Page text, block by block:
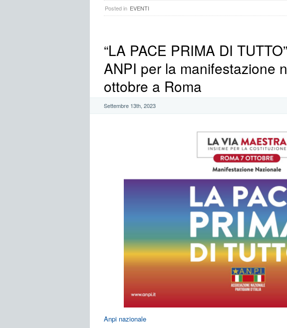
Posted in EVENTI
“LA PACE PRIMA DI
ANPI per la manifestazione
ottobre a Roma
Settembre 13th, 2023
Anpi nazionale